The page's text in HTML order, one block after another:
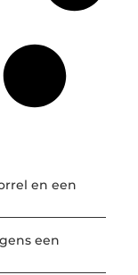
en een
een